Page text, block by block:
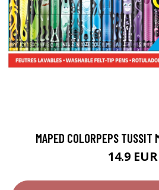
MAPED COLORPEPS
14.9 EUR